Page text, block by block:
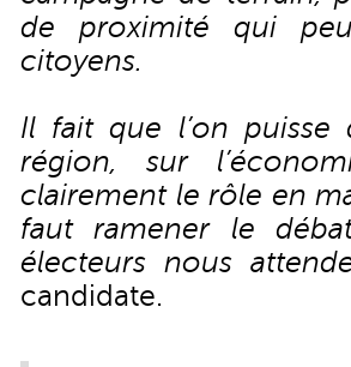
de proximité qui
citoyens.
Il fait que l’on puisse
région, sur
clairement le rôle en
faut ramener le
électeurs nous
candidate.